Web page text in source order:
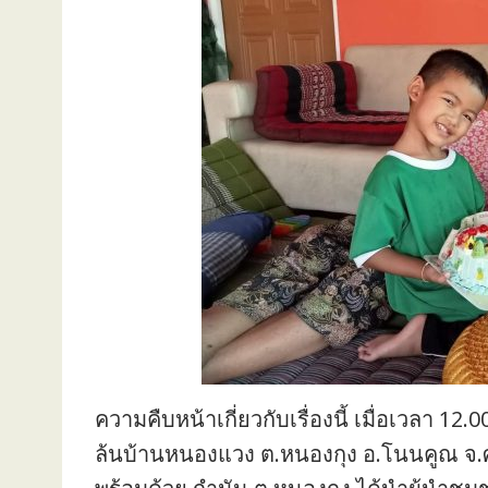
ความคืบหน้าเกี่ยวกับเรื่องนี้ เมื่อเวลา
ล้นบ้านหนองแวง ต.หนองกุง อ.โนนคูณ จ